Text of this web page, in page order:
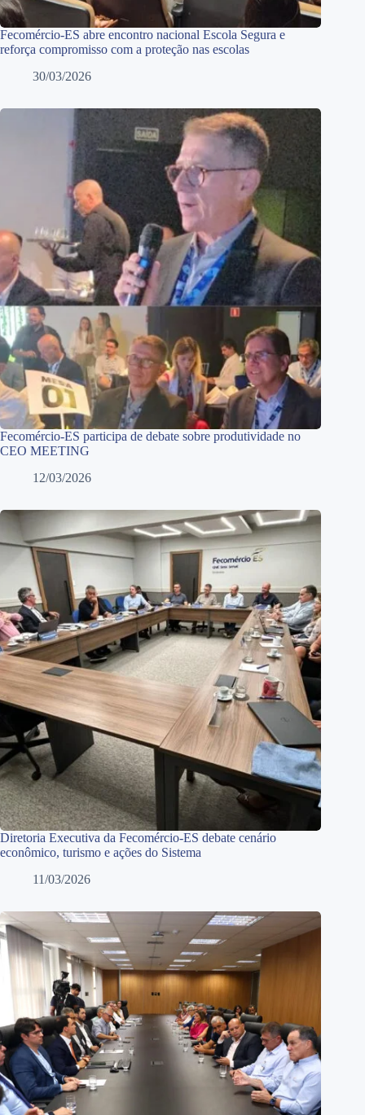
Fecomércio-ES abre encontro nacional Escola Segura e
reforça compromisso com a proteção nas escolas
30/03/2026
Fecomércio-ES participa de debate sobre produtividade no
CEO MEETING
12/03/2026
Diretoria Executiva da Fecomércio-ES debate cenário
econômico, turismo e ações do Sistema
11/03/2026